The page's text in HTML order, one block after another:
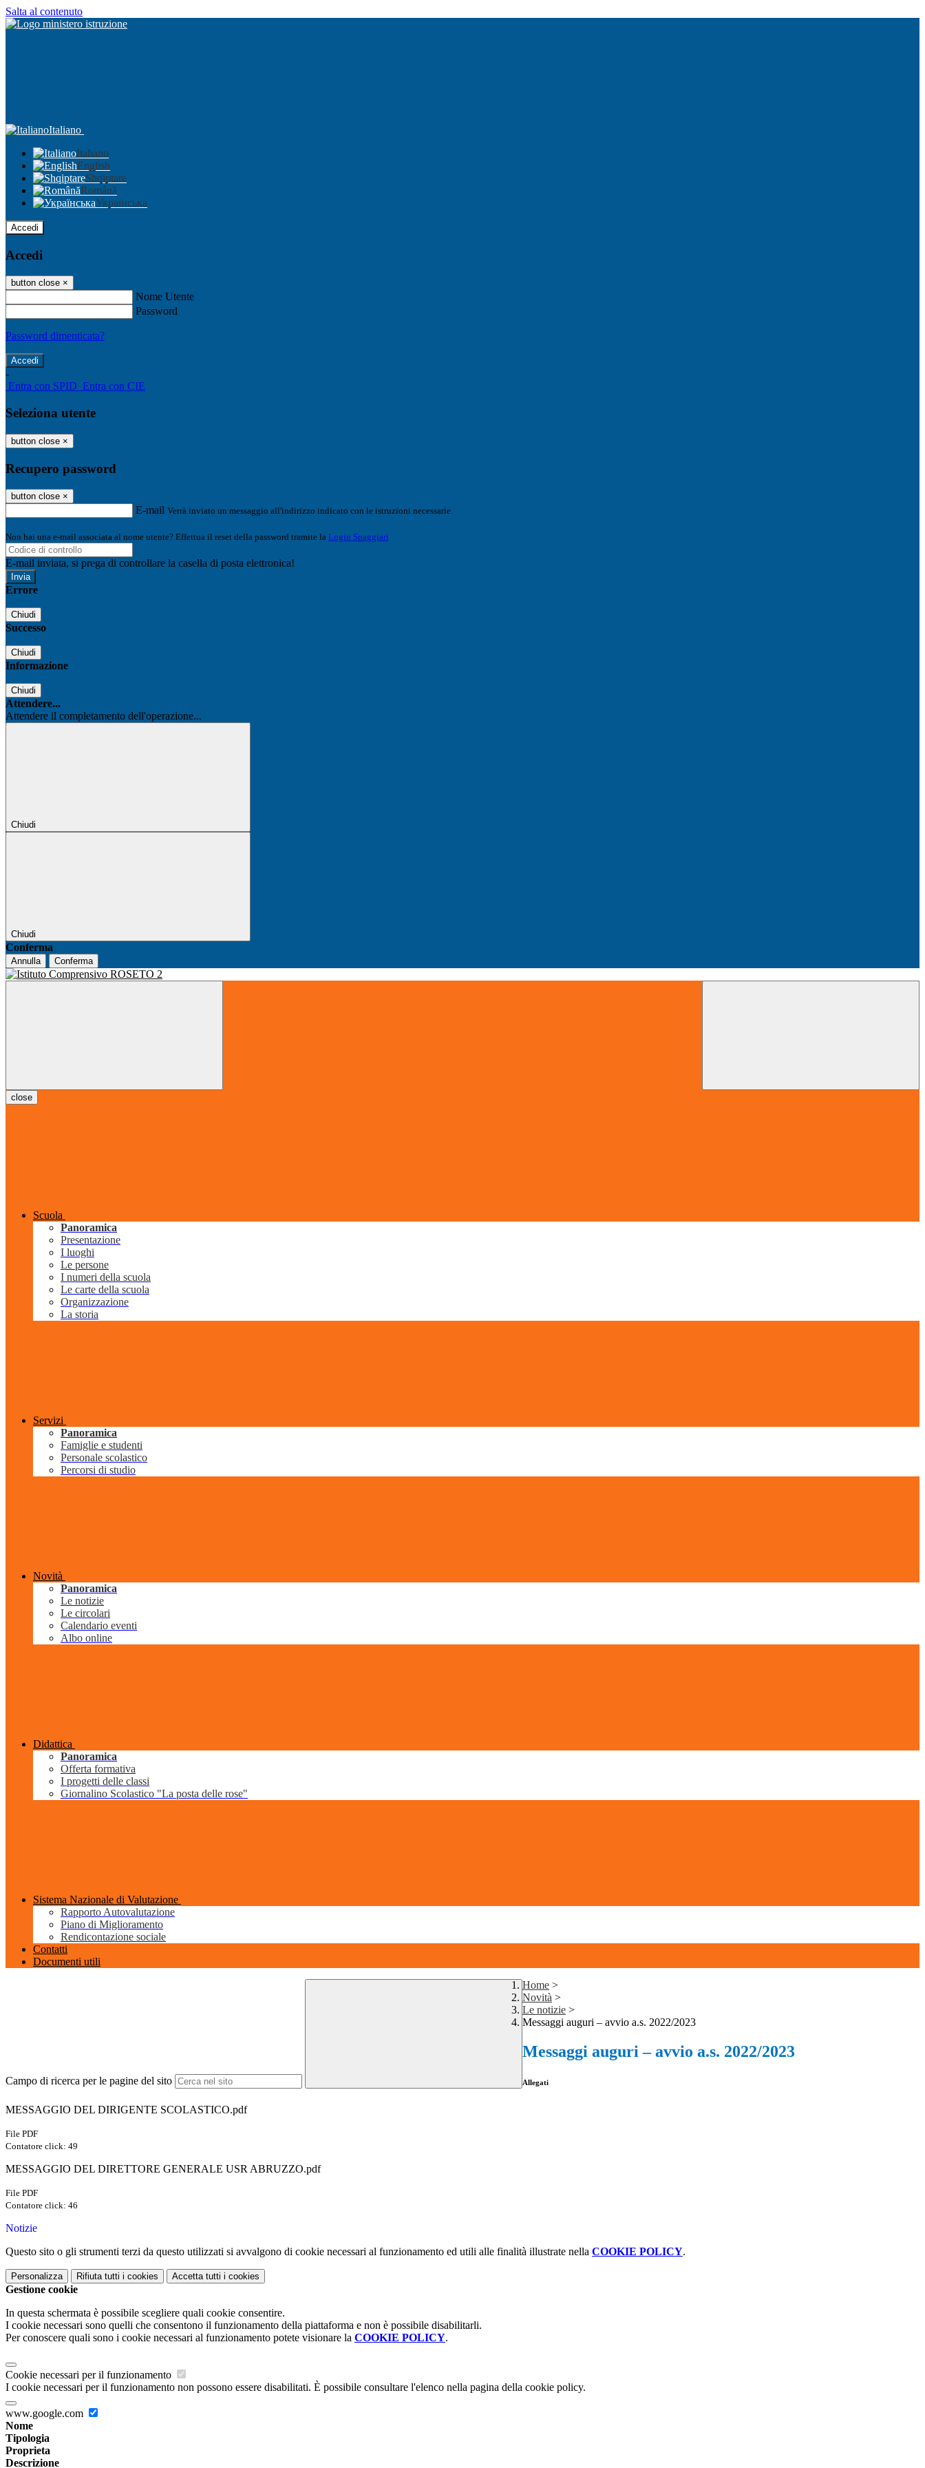
Salta al contenuto
Italiano
Italiano
English
Shqiptare
Română
Українська
Accedi
Accedi
button close ×
Nome Utente
Password
Password dimenticata?
-
Entra con SPID Entra con CIE
Seleziona utente
button close ×
Recupero password
button close ×
E-mail Verrà inviato un messaggio all'indirizzo indicato con le istruzioni necessarie.
Non hai una e-mail associata al nome utente? Effettua il reset della password tramite la Login Spaggiari
E-mail inviata, si prega di controllare la casella di posta elettronica!
Errore
Chiudi
Successo
Chiudi
Informazione
Chiudi
Attendere...
Attendere il completamento dell'operazione...
Chiudi
Chiudi
Conferma
Annulla Conferma
close
Scuola
Panoramica
Presentazione
I luoghi
Le persone
I numeri della scuola
Le carte della scuola
Organizzazione
La storia
Servizi
Panoramica
Famiglie e studenti
Personale scolastico
Percorsi di studio
Novità
Panoramica
Le notizie
Le circolari
Calendario eventi
Albo online
Didattica
Panoramica
Offerta formativa
I progetti delle classi
Giornalino Scolastico "La posta delle rose"
Sistema Nazionale di Valutazione
Rapporto Autovalutazione
Piano di Miglioramento
Rendicontazione sociale
Contatti
Documenti utili
Campo di ricerca per le pagine del sito
Home >
Novità >
Le notizie >
Messaggi auguri – avvio a.s. 2022/2023
Messaggi auguri – avvio a.s. 2022/2023
Allegati
MESSAGGIO DEL DIRIGENTE SCOLASTICO.pdf
File PDF
Contatore click: 49
MESSAGGIO DEL DIRETTORE GENERALE USR ABRUZZO.pdf
File PDF
Contatore click: 46
Notizie
Questo sito o gli strumenti terzi da questo utilizzati si avvalgono di cookie necessari al funzionamento ed utili alle finalità illustrate nella COOKIE POLICY.
Personalizza Rifiuta tutti i cookies Accetta tutti i cookies
Gestione cookie
In questa schermata è possibile scegliere quali cookie consentire.
I cookie necessari sono quelli che consentono il funzionamento della piattaforma e non è possibile disabilitarli.
Per conoscere quali sono i cookie necessari al funzionamento potete visionare la COOKIE POLICY.
Cookie necessari per il funzionamento
I cookie necessari per il funzionamento non possono essere disabilitati. È possibile consultare l'elenco nella pagina della cookie policy.
www.google.com
Nome
Tipologia
Proprieta
Descrizione